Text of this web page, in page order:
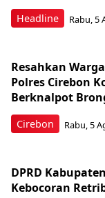
Headline Rabu, 5
Cirebon
Resahkan
Polres Cirebon
Berknalpot
Rabu, 5
DPRD
Kebocoran